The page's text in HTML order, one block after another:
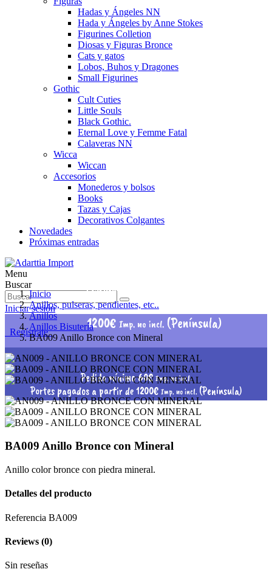
Hadas y Ángeles NN
Hada y Ángeles by Anne Stokes
Figurines Colletion
Diosas y Figuras Bronce
Cats y gatos
Lobos, Buhos y Dragones
Small Figurines
Gothic
Cult Cuties
Little Souls
Black Gothic.
Eternal Love y Femme Fatal
Calaveras NN
Wicca
Wiccan
Accesorios
Monederos y bolsos
Books
Tazas y Cajas
Decorativos Colgantes
Novedades
Próximas entradas
Menu
Buscar
Iniciar sesión
Regístrate
Pedido mínimo 60€Imp. no incl.
Portes pagados a partir de 1200€ Imp. no incl. (Península)
Pedido mínimo 60€
Portes pagados a partir de
1200€ Imp. no incl. (Península)
Inicio
Anillos, pulseras, pendientes, etc..
Anillos
Anillos Bisutería
BA009 Anillo Bronce con Mineral
BA009 Anillo Bronce con Mineral
Anillo color bronce con piedra mineral.
Detalles del producto
Referencia BA009
Reviews (0)
Sin reseñas